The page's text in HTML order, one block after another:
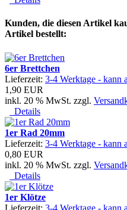
Kunden, die diesen Artikel
Artikel bestellt:
6er Brettchen
Lieferzeit: 3-4 Werktage - kann
1,90 EUR
inkl. 20 % MwSt. zzgl.
Details
1er Rad 20mm
Lieferzeit: 3-4 Werktage - kann
0,80 EUR
inkl. 20 % MwSt. zzgl.
Details
1er Klötze
Lieferzeit: 3-4 Werktage - kann